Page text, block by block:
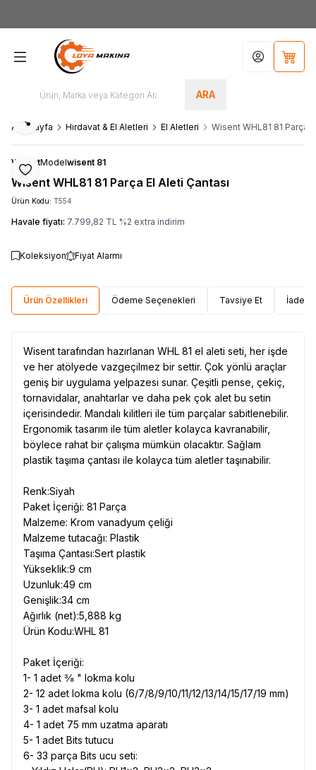
ARA
Hesabım
Ana Sayfa Hırdavat & El Aletleri El Aletleri Wisent WHL81 81 Parça
Favoriye Ekle
Paylaş
WisentModelwisent 81
Wisent WHL81 81 Parça El Aleti Çantası
Ürün Kodu: T554
Havale fiyatı: 7.799,82 TL %2 extra indirim
Koleksiyon Fiyat Alarmı
Ürün Özellikleri Ödeme Seçenekleri Tavsiye Et İade
Wisent tarafından hazırlanan WHL 81 el aleti seti, her işde
ve her atölyede vazgeçilmez bir settir. Çok yönlü araçlar
geniş bir uygulama yelpazesi sunar. Çeşitli pense, çekiç,
tornavidalar, anahtarlar ve daha pek çok alet bu setin
içerisindedir. Mandalı kilitleri ile tüm parçalar sabitlenebilir.
Ergonomik tasarım ile tüm aletler kolayca kavranabilir,
böylece rahat bir çalışma mümkün olacaktır. Sağlam
plastik taşıma çantası ile kolayca tüm aletler taşınabilir.
Renk:Siyah
Paket İçeriği: 81 Parça
Malzeme: Krom vanadyum çeliği
Malzeme tutacağı: Plastik
Taşıma Çantası:Sert plastik
Yükseklik:9 cm
Uzunluk:49 cm
Genişlik:34 cm
Ağırlık (net):5,888 kg
Ürün Kodu:WHL 81
Paket İçeriği:
1- 1 adet ⅜ " lokma kolu
2- 12 adet lokma kolu (6/7/8/9/10/11/12/13/14/15/17/19 mm)
3- 1 adet mafsal kolu
4- 1 adet 75 mm uzatma aparatı
5- 1 adet Bits tutucu
6- 33 parça Bits ucu seti: